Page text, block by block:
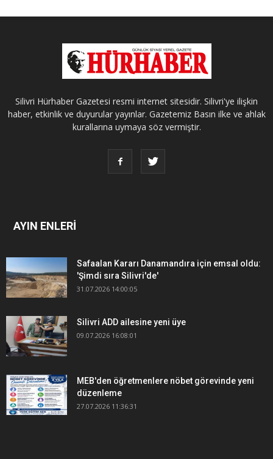
Silivri Hürhaber Gazetesi resmi internet sitesidir. Silivri'ye ilişkin
haber, etkinlik ve duyurular yayınlar. Gazetemiz Basın ilke ve ahlak
kurallarına uymaya söz vermiştir.
AYIN ENLERİ
Safaalan Kararı Danamandıra için emsal oldu:
'Şimdi sıra Silivri'de'
31.07.2026 14:00:05
Silivri ADD ailesine yeni üye
09.07.2026 16:08:01
MEB'den öğretmenlere nöbet görevinde yeni
düzenleme
27.07.2026 11:36:31